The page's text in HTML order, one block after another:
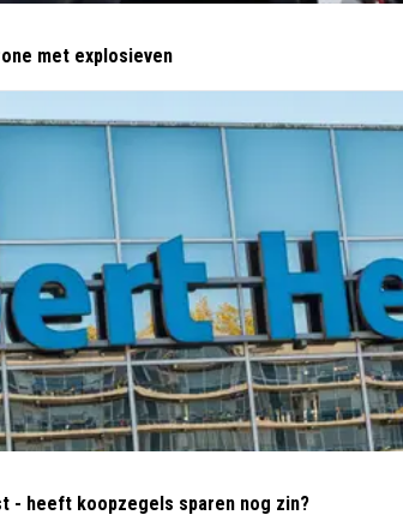
met explosieven
- heeft koopzegels sparen nog zin?